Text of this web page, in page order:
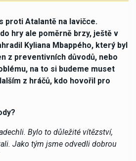
proti Atalantě na lavičce.
hry ale poměrně brzy, ještě v
Kyliana Mbappého, který byl
z preventivních důvodů, nebo
na to si budeme muset
z hráčů, kdo hovořil pro
Bylo to důležité vítězství,
Jako tým jsme odvedli dobrou